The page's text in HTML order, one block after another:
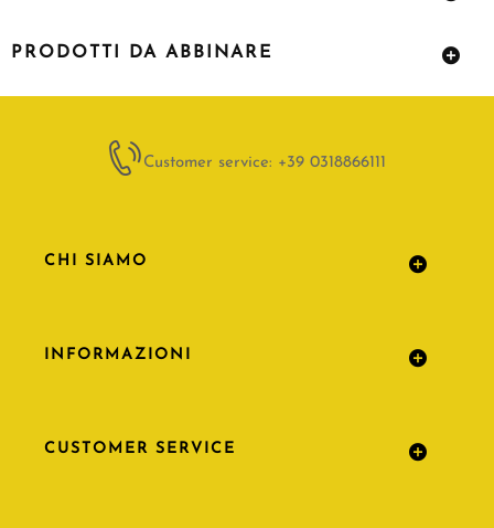
PRODOTTI DA ABBINARE
Customer service: +39 0318866111
CHI SIAMO
INFORMAZIONI
CUSTOMER SERVICE